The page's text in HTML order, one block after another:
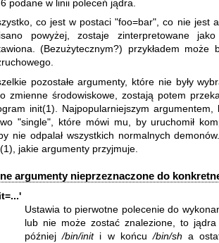
podane w linii poleceń jądra.
co jest w postaci "foo=bar", co nie jest
powyżej, zostaje zinterpretowane
(Bezużytecznym?) przykładem
pozostałe argumenty, które nie były
zmienne środowiskowe, zostają potem
init(1) . Najpopularniejszym
"single", które mówi mu, by uruchomił
nie odpalał wszystkich normalnych
, jakie argumenty przyjmuje.
argumenty nieprzeznaczone do
Ustawia to pierwotne polecenie do
lub nie może zostać znalezione, to
później/bin/initi w końcu/bin/sh a